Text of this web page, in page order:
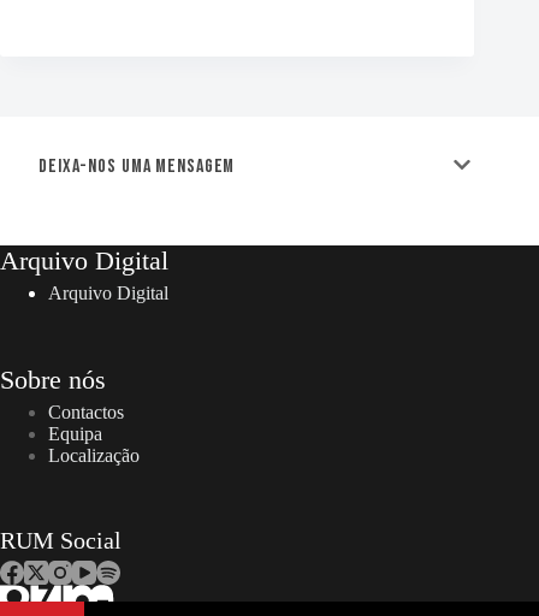
Deixa-nos uma mensagem
Arquivo Digital
Arquivo Digital
Sobre nós
Contactos
Equipa
Localização
RUM Social